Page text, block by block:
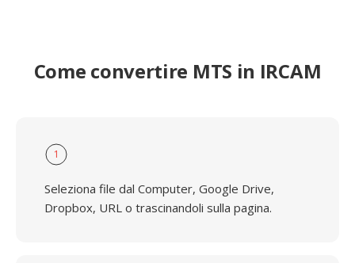
Come convertire MTS in IRCAM
1
Seleziona file dal Computer, Google Drive,
Dropbox, URL o trascinandoli sulla pagina.